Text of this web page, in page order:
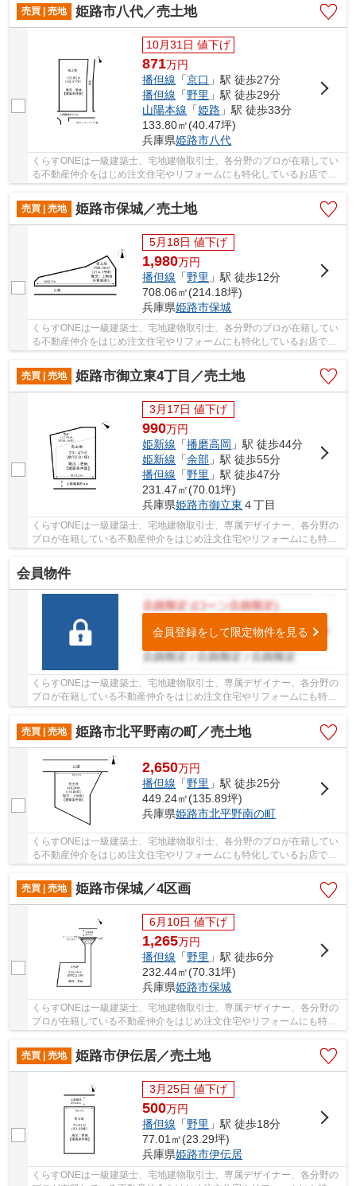
売買 | 売地
姫路市八代／売土地
10月31日 値下げ
871万円
播但線 「京口 」駅 徒歩27分
播但線 「野里 」駅 徒歩29分
山陽本線 「姫路 」駅 徒歩33分
133.80㎡(40.47坪)
兵庫県姫路市八代
くらすONEは一級建築士、宅地建物取引士、各分野のプロが在籍してい
る不動産仲介をはじめ注文住宅やリフォームにも特化しているお店です♪
売買 | 売地
姫路市保城／売土地
5月18日 値下げ
1,980万円
播但線 「野里 」駅 徒歩12分
708.06㎡(214.18坪)
兵庫県姫路市保城
くらすONEは一級建築士、宅地建物取引士、各分野のプロが在籍してい
る不動産仲介をはじめ注文住宅やリフォームにも特化しているお店です♪
売買 | 売地
姫路市御立東4丁目／売土地
3月17日 値下げ
990万円
姫新線 「播磨高岡 」駅 徒歩44分
姫新線 「余部 」駅 徒歩55分
播但線 「野里 」駅 徒歩47分
231.47㎡(70.01坪)
兵庫県姫路市御立東 ４丁目
くらすONEは一級建築士、宅地建物取引士、専属デザイナー、各分野の
プロが在籍している不動産仲介をはじめ注文住宅やリフォームにも特化
しているお店です♪住まいに関する事は何でも気...
会員物件
会員登録をして限定物件を見る
くらすONEは一級建築士、宅地建物取引士、専属デザイナー、各分野の
プロが在籍している不動産仲介をはじめ注文住宅やリフォームにも特化
しているお店です♪住まいに関する事は何でも気...
売買 | 売地
姫路市北平野南の町／売土地
2,650万円
播但線 「野里 」駅 徒歩25分
449.24㎡(135.89坪)
兵庫県姫路市北平野南の町
くらすONEは一級建築士、宅地建物取引士、各分野のプロが在籍してい
る不動産仲介をはじめ注文住宅やリフォームにも特化しているお店です♪
現在、グループ会社で建築まで考えて頂けるお...
売買 | 売地
姫路市保城／4区画
6月10日 値下げ
1,265万円
播但線 「野里 」駅 徒歩6分
232.44㎡(70.31坪)
兵庫県姫路市保城
くらすONEは一級建築士、宅地建物取引士、専属デザイナー、各分野の
プロが在籍している不動産仲介をはじめ注文住宅やリフォームにも特化
売買 | 売地
姫路市伊伝居／売土地
3月25日 値下げ
500万円
播但線 「野里 」駅 徒歩18分
77.01㎡(23.29坪)
兵庫県姫路市伊伝居
くらすONEは一級建築士、宅地建物取引士、専属デザイナー、各分野の